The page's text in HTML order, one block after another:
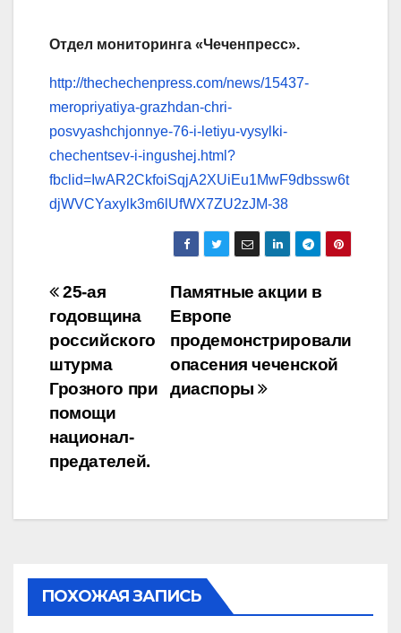
Отдел мониторинга «Чеченпресс».
http://thechechenpress.com/news/15437-
meropriyatiya-grazhdan-chri-
posvyashchjonnye-76-i-letiyu-vysylki-
chechentsev-i-ingushej.html?
fbclid=IwAR2CkfoiSqjA2XUiEu1MwF9dbssw6t
djWVCYaxylk3m6lUfWX7ZU2zJM-38
Навигация
по
записям
Памятные акции в
Европе
продемонстрировали
опасения чеченской
диаспоры
25-ая
годовщина
российского
штурма
Грозного при
помощи
национал-
предателей.
ПОХОЖАЯ ЗАПИСЬ